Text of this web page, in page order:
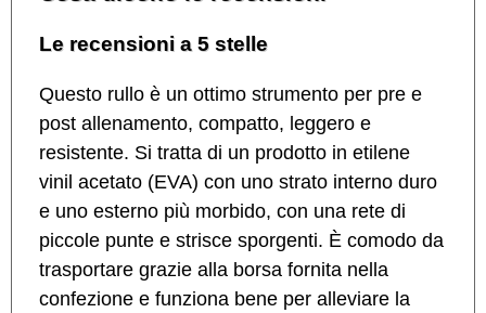
Le recensioni a 5 stelle
Questo rullo è un ottimo strumento per pre e
post allenamento, compatto, leggero e
resistente. Si tratta di un prodotto in etilene
vinil acetato (EVA) con uno strato interno duro
e uno esterno più morbido, con una rete di
piccole punte e strisce sporgenti. È comodo da
trasportare grazie alla borsa fornita nella
confezione e funziona bene per alleviare la